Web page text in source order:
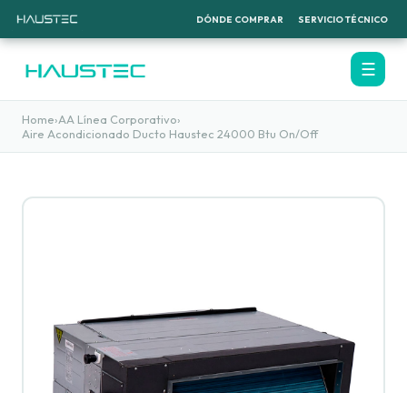
DÓNDE COMPRAR SERVICIO TÉCNICO
☰
Home›AA Línea Corporativo›
Aire Acondicionado Ducto Haustec 24000 Btu On/Off